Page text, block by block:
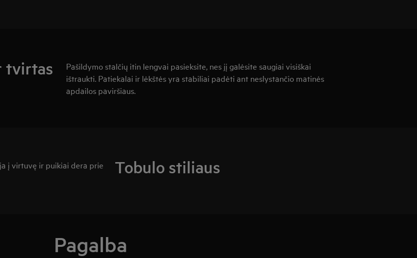
tvirtas
Pašildymo stalčių itin lengvai pasieksite, nes jį galėsite saugiai visiškai
ištraukti. Patiekalai ir lėkštės yra stabiliai padėti ant neslystančio matinės
apdailos paviršiaus.
Tobulo stiliaus
į virtuvę ir puikiai dera prie
Pagalba